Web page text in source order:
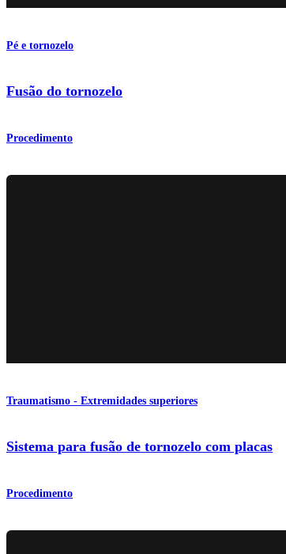
Pé e tornozelo
Fusão do tornozelo
Procedimento
Traumatismo - Extremidades superiores
Sistema para fusão de tornozelo com placas
Procedimento